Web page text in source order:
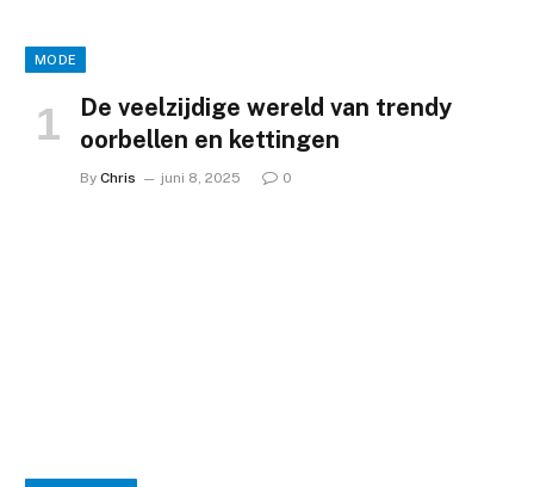
MODE
De veelzijdige wereld van trendy
oorbellen en kettingen
By Chris juni 8, 2025 0